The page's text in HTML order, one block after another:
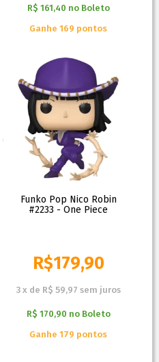
R$ 161,40 no Boleto
Ganhe 169 pontos
Funko Pop Nico Robin
#2233 - One Piece
R$179,90
3 x de R$ 59,97 sem juros
R$ 170,90 no Boleto
Ganhe 179 pontos